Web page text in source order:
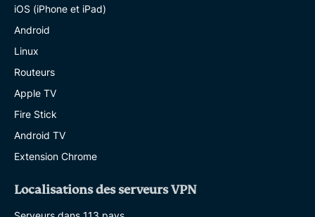
iOS (iPhone et iPad)
Android
Linux
Routeurs
Apple TV
Fire Stick
Android TV
Extension Chrome
Localisations des serveurs VPN